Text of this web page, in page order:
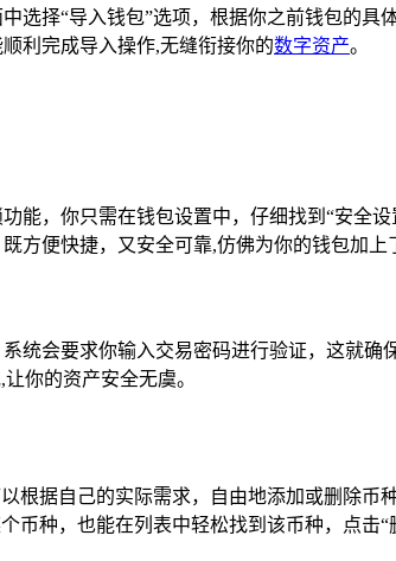
择“导入钱包”选项，根据你之前钱包的具
利完成导入操作,无缝衔接你的数字资产。
能，你只需在钱包设置中，仔细找到“安全
便快捷，又安全可靠,仿佛为你的钱包加上
统会要求你输入交易密码进行验证，这就
你的资产安全无虞。
根据自己的实际需求，自由地添加或删除币
种，也能在列表中轻松找到该币种，点击“